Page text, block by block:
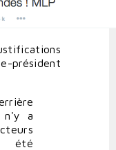
n'y a
été